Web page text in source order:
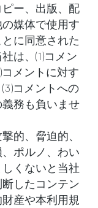
ー、出版、配
媒体で使用す
に同意された
は、(1)コメン
コメントに対す
コメントへの
務も負いませ
的、脅迫的、
ポルノ、わい
くないと当社
したコンテン
産や本利用規